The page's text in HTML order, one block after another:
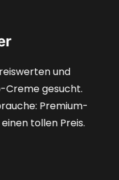
sowohl günstig als
Hologramm gab
Produkt
Lieferung war